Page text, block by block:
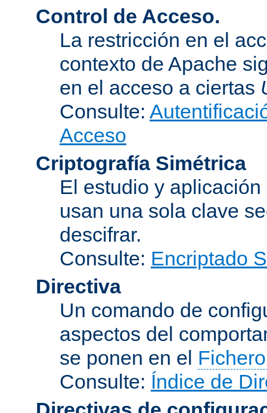
Control de Acceso.
La restricción en el
contexto de Apache
en el acceso a ciertas
Consulte:
Acceso
Criptografía Simétrica
El estudio y
usan una sola clave
descifrar.
Consulte: Encriptado
Directiva
Un comando de
aspectos del
se ponen en el
Consulte: Índice de